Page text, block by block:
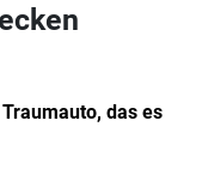
das es